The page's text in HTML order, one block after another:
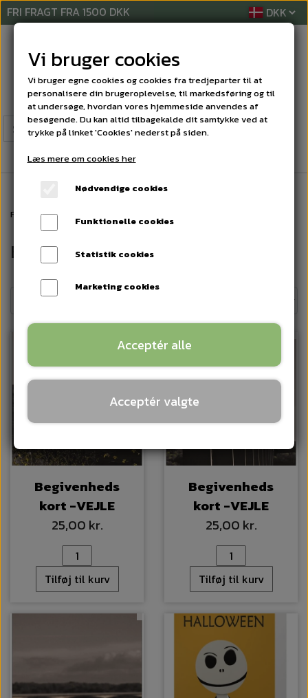
FRI FRAGT FRA 1500 DKK
Forside LYKØNSKNINGSKORT
BEGIVENHEDS'KORT
Begivenheds
kort -VEJLE
25,00 kr.
Tilføj til kurv
Begivenheds
kort -VEJLE
25,00 kr.
Tilføj til kurv
Vi bruger cookies
Vi bruger egne cookies og cookies fra tredjeparter til at
personalisere din brugeroplevelse, til markedsføring og til
at undersøge, hvordan vores hjemmeside anvendes af
besøgende. Du kan altid tilbagekalde dit samtykke ved at
trykke på linket 'Cookies' nederst på siden.
Læs mere om cookies her
Nødvendige cookies
Funktionelle cookies
Statistik cookies
Marketing cookies
Acceptér alle
Acceptér valgte